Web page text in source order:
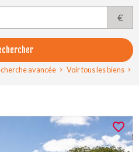
€
avancée Voir tous les biens